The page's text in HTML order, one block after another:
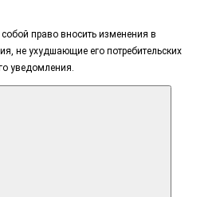
право вносить изменения в
не ухудшающие его потребительских
уведомления.